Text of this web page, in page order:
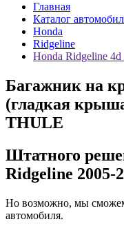
Главная
Каталог
Honda
Ridgeline
Honda Ridgeline
Багажник на
(гладкая
THULE
Штатного
Ridgeline 2005-
Но возможно, мы
автомобиля.